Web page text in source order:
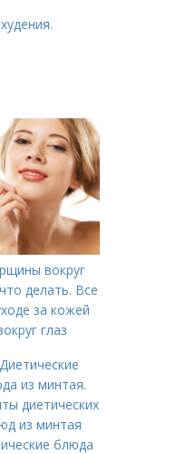
вокруг
делать. Все
за кожей
глаз
блюда